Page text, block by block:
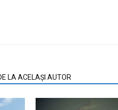
LA ACELAȘI AUTOR